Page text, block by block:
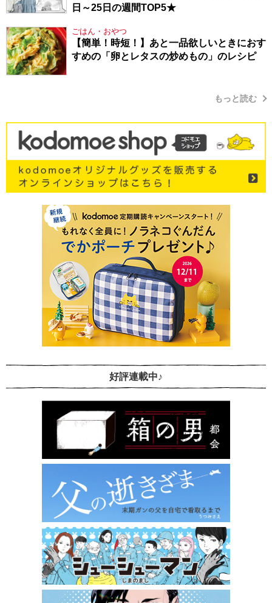
日～25日の週間TOP5★
ごはん・おやつ
【簡単！時短！】あと一品欲しいときにおす
すめの「卵とレタスの炒めもの」のレシピ
もっと読む
好評連載中♪